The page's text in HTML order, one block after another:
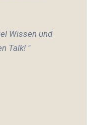
Wissen und
Talk! "